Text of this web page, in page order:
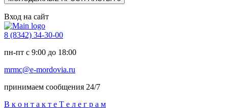
Вход на сайт
8 (8342) 34-30-00
пн-пт с 9:00 до 18:00
mrmc@e-mordovia.ru
принимаем сообщения 24/7
В к о н т а к т е Т е л е г р а м